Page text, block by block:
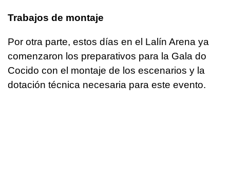
Trabajos de montaje
Por otra parte, estos días en el Lalín Arena ya
comenzaron los preparativos para la Gala do
Cocido con el montaje de los escenarios y la
dotación técnica necesaria para este evento.